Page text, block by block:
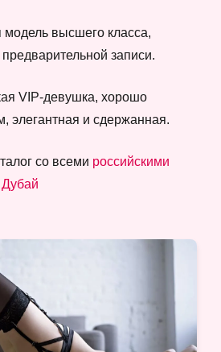
высшего класса,
записи.
VIP-девушка, хорошо
элегантная и сдержанная.
со всеми российскими